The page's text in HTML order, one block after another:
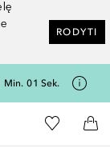
RODYTI
Min. 01 Sek.
pagrindinį
Į mano
Į